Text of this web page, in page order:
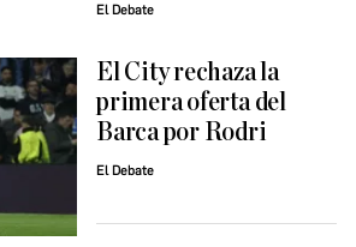
El Debate
El City rechaza la
primera oferta del
Barca por Rodri
El Debate